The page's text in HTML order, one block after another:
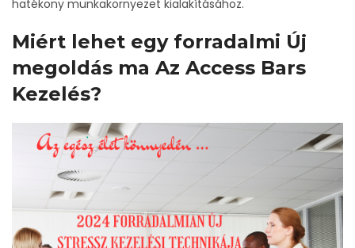
hatékony munkakörnyezet kialakításához.
Miért lehet egy forradalmi Új
megoldás ma Az Access Bars
Kezelés?